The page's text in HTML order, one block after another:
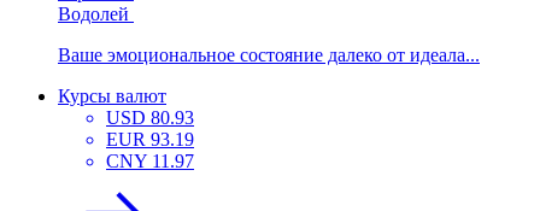
Водолей
Ваше эмоциональное состояние далеко от идеала...
Курсы валют
USD 80.93
EUR 93.19
CNY 11.97